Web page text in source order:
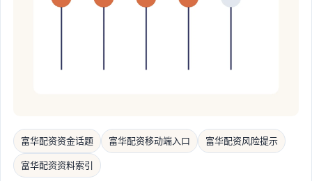
富华配资资金话题 富华配资移动端入口 富华配资风险提示
富华配资资料索引